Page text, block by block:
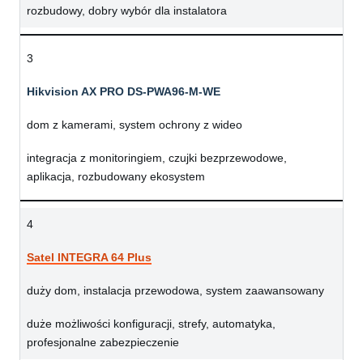
rozbudowy, dobry wybór dla instalatora
3
Hikvision AX PRO DS-PWA96-M-WE
dom z kamerami, system ochrony z wideo
integracja z monitoringiem, czujki bezprzewodowe,
aplikacja, rozbudowany ekosystem
4
Satel INTEGRA 64 Plus
duży dom, instalacja przewodowa, system zaawansowany
duże możliwości konfiguracji, strefy, automatyka,
profesjonalne zabezpieczenie